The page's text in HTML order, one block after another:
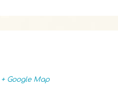
+ Google Map